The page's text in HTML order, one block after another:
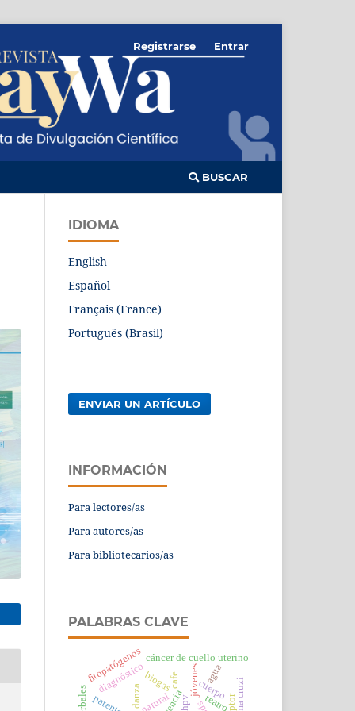
BUSCAR
Registrarse Entrar
IDIOMA
English
Español
Français (France)
Português (Brasil)
ENVIAR UN ARTÍCULO
INFORMACIÓN
Para lectores/as
Para autores/as
Para bibliotecarios/as
PALABRAS CLAVE
biogascafe
diagnóstico
cáncer de cuello uterino
hpv teatro
danza jóvenescuerpo
agua
fitopatógenos